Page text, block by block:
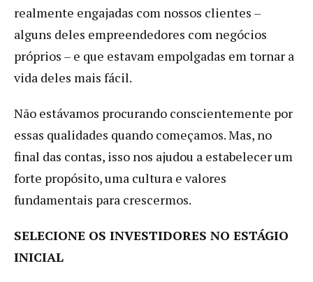
realmente engajadas com nossos clientes –
alguns deles empreendedores com negócios
próprios – e que estavam empolgadas em tornar a
vida deles mais fácil.
Não estávamos procurando conscientemente por
essas qualidades quando começamos. Mas, no
final das contas, isso nos ajudou a estabelecer um
forte propósito, uma cultura e valores
fundamentais para crescermos.
SELECIONE OS INVESTIDORES NO ESTÁGIO
INICIAL